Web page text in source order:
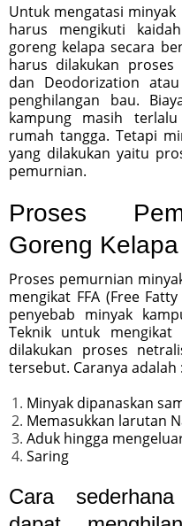
Untuk mengatasi
harus mengikuti
goreng kelapa secara
harus dilakukan proses
dan Deodorization
penghilangan bau.
kampung masih
rumah tangga. Tetapi
yang dilakukan yaitu
pemurnian.
Proses
Goreng Kelapa
Proses pemurnian
mengikat FFA (Free
penyebab minyak
Teknik untuk mengikat
dilakukan proses
tersebut. Caranya adalah :
Minyak dipanaskan
Memasukkan larutan
Aduk hingga
Saring
Cara